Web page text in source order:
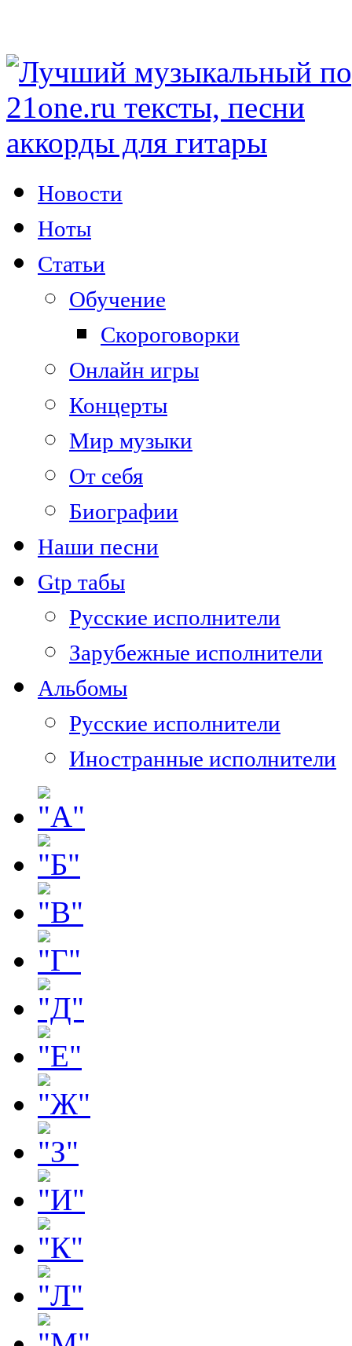
Новости
Ноты
Статьи
Обучение
Скороговорки
Онлайн игры
Концерты
Мир музыки
От себя
Биографии
Наши песни
Gtp табы
Русские исполнители
Зарубежные исполнители
Альбомы
Русские исполнители
Иностранные исполнители